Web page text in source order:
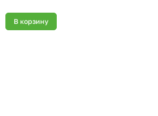
В корзину